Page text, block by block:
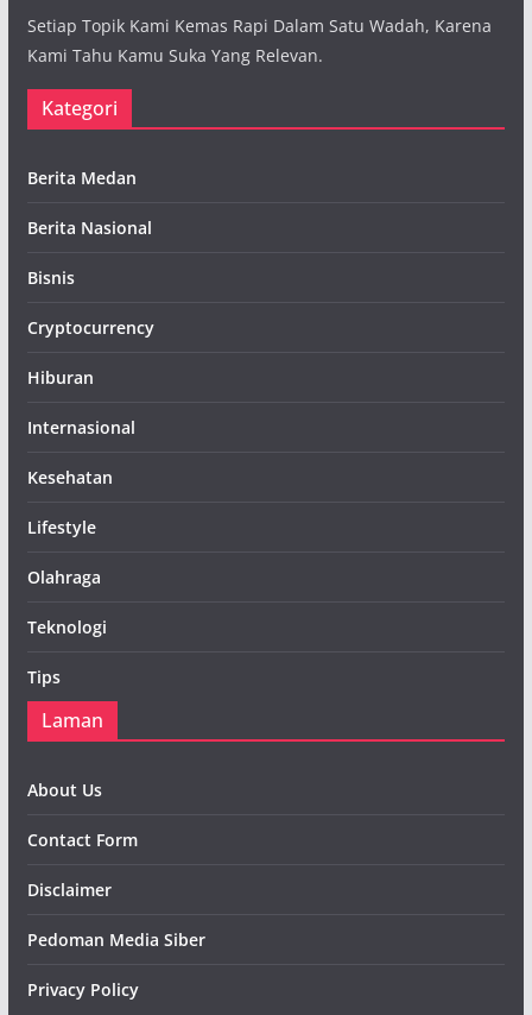
Setiap Topik Kami Kemas Rapi Dalam Satu Wadah, Karena
Kami Tahu Kamu Suka Yang Relevan.
Kategori
Berita Medan
Berita Nasional
Bisnis
Cryptocurrency
Hiburan
Internasional
Kesehatan
Lifestyle
Olahraga
Teknologi
Tips
Laman
About Us
Contact Form
Disclaimer
Pedoman Media Siber
Privacy Policy